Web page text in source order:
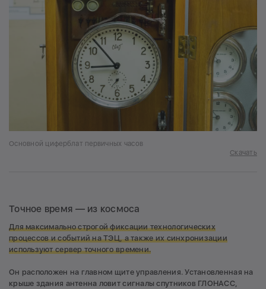
Основной циферблат первичных часов
Скачать
Точное время — из космоса
Для максимально строгой фиксации технологических
процессов и событий на ТЭЦ, а также их синхронизации
используют сервер точного времени.
Он расположен на главном щите управления. Установленная на
крыше здания антенна ловит сигналы спутников ГЛОНАСС,